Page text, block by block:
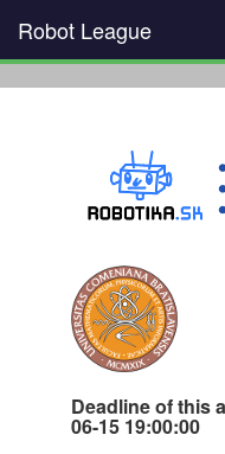
Robot League
Deadline of this
06-15 19:00:00